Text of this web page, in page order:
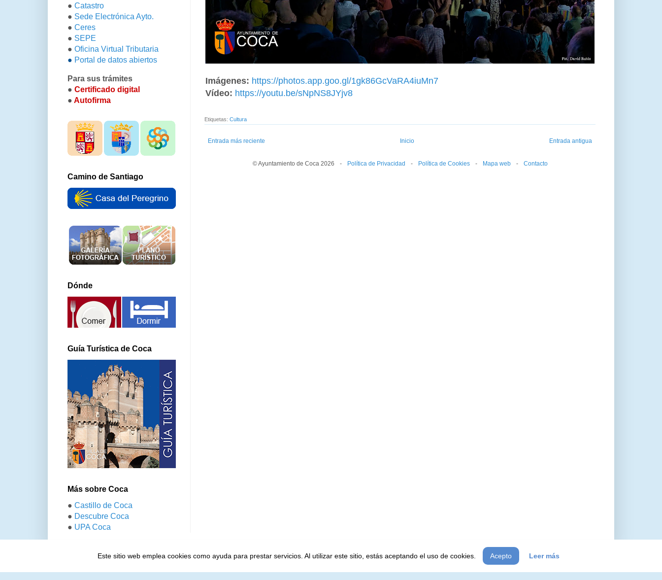
Este sitio web emplea cookies como ayuda para prestar servicios. Al utilizar este sitio, estás aceptando el uso de cookies. Acepto Leer más
Imágenes: https://photos.app.goo.gl/1gk86GcVaRA4iuMn7
Vídeo: https://youtu.be/sNpNS8JYjv8
Etiquetas: Cultura
Entrada más reciente Entrada antigua
Inicio
© Ayuntamiento de Coca 2026 --- Política de Privacidad --- Política de Cookies --- Mapa web --- Contacto
● Catastro
● Sede Electrónica Ayto.
● Ceres
● SEPE
● Oficina Virtual Tributaria
● Portal de datos abiertos
Para sus trámites
● Certificado digital
● Autofirma
Camino de Santiago
Dónde
Guía Turística de Coca
Más sobre Coca
● Castillo de Coca
● Descubre Coca
● UPA Coca